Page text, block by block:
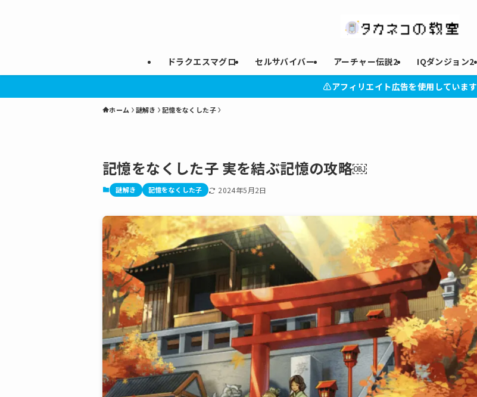
ドラクエスマグロ セルサバイバー アーチャー伝説2 IQダンジョン2
⚠︎アフィリエイト広告を使用しています
ホーム 謎解き 記憶をなくした子
記憶をなくした子 実を結ぶ記憶の攻略￼
謎解き 記憶をなくした子 2024年5月2日